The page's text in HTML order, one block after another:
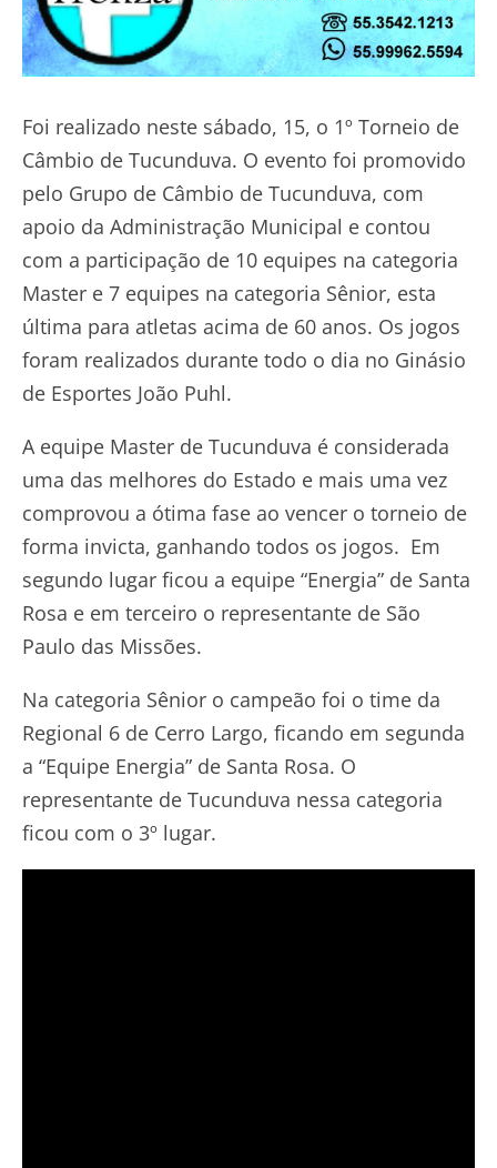
Foi realizado neste sábado, 15, o 1º Torneio de
Câmbio de Tucunduva. O evento foi promovido
pelo Grupo de Câmbio de Tucunduva, com
apoio da Administração Municipal e contou
com a participação de 10 equipes na categoria
Master e 7 equipes na categoria Sênior, esta
última para atletas acima de 60 anos. Os jogos
foram realizados durante todo o dia no Ginásio
de Esportes João Puhl.
A equipe Master de Tucunduva é considerada
uma das melhores do Estado e mais uma vez
comprovou a ótima fase ao vencer o torneio de
forma invicta, ganhando todos os jogos. Em
segundo lugar ficou a equipe “Energia” de Santa
Rosa e em terceiro o representante de São
Paulo das Missões.
Na categoria Sênior o campeão foi o time da
Regional 6 de Cerro Largo, ficando em segunda
a “Equipe Energia” de Santa Rosa. O
representante de Tucunduva nessa categoria
ficou com o 3º lugar.